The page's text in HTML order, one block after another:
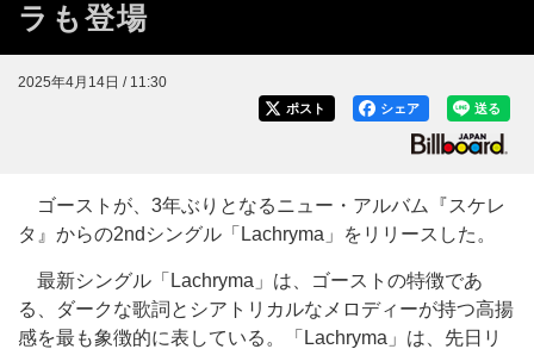
ラも登場
2025年4月14日 / 11:30
送る
シェア
ポスト
ゴーストが、3年ぶりとなるニュー・アルバム『スケレ
タ』からの2ndシングル「Lachryma」をリリースした。
最新シングル「Lachryma」は、ゴーストの特徴であ
る、ダークな歌詞とシアトリカルなメロディーが持つ高揚
感を最も象徴的に表している。「Lachryma」は、先日リ